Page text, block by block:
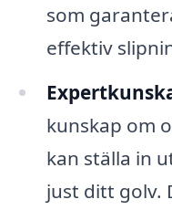
som
effektiv
kunskap om
kan ställa in
just ditt golv.